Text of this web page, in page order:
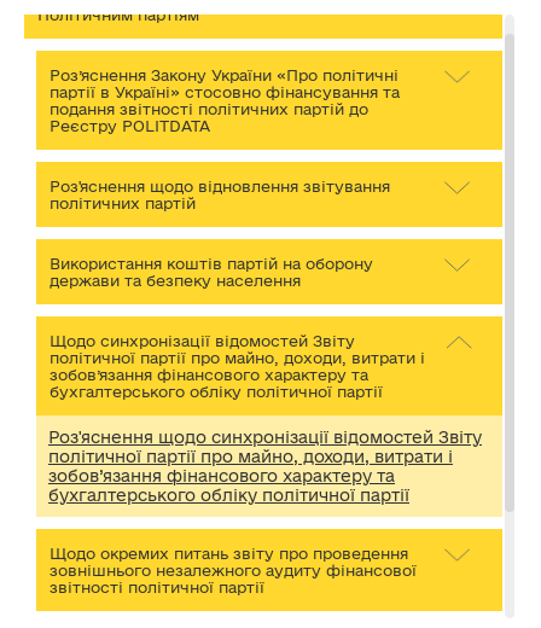
Політичним партіям
Роз’яснення Закону України «Про політичні
партії в Україні» стосовно фінансування та
подання звітності політичних партій до
Реєстру POLITDATA
Роз'яснення щодо відновлення звітування
політичних партій
Використання коштів партій на оборону
держави та безпеку населення
Щодо синхронізації відомостей Звіту
політичної партії про майно, доходи, витрати і
зобов’язання фінансового характеру та
бухгалтерського обліку політичної партії
Роз'яснення щодо синхронізації відомостей Звіту
політичної партії про майно, доходи, витрати і
зобов’язання фінансового характеру та
бухгалтерського обліку політичної партії
Щодо окремих питань звіту про проведення
зовнішнього незалежного аудиту фінансової
звітності політичної партії